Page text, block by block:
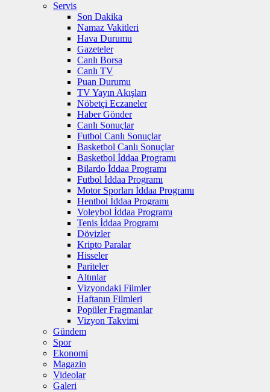
Servis
Son Dakika
Namaz Vakitleri
Hava Durumu
Gazeteler
Canlı Borsa
Canlı TV
Puan Durumu
TV Yayın Akışları
Nöbetçi Eczaneler
Haber Gönder
Canlı Sonuçlar
Futbol Canlı Sonuçlar
Basketbol Canlı Sonuçlar
Basketbol İddaa Programı
Bilardo İddaa Programı
Futbol İddaa Programı
Motor Sporları İddaa Programı
Hentbol İddaa Programı
Voleybol İddaa Programı
Tenis İddaa Programı
Dövizler
Kripto Paralar
Hisseler
Pariteler
Altınlar
Vizyondaki Filmler
Haftanın Filmleri
Popüler Fragmanlar
Vizyon Takvimi
Gündem
Spor
Ekonomi
Magazin
Videolar
Galeri